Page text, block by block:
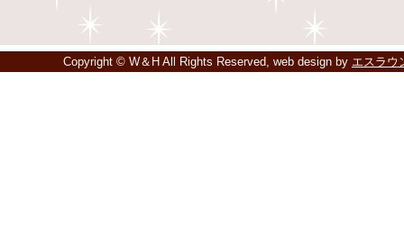
Copyright © W＆H All Rights Reserved, web design by エスラウ